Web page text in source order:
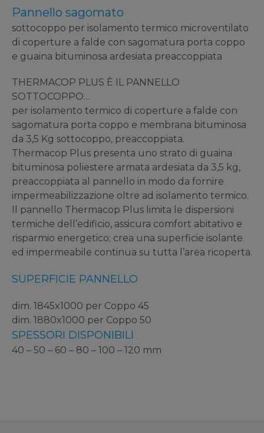
Pannello sagomato
sottocoppo per isolamento termico microventilato
di coperture a falde con sagomatura porta coppo
e guaina bituminosa ardesiata preaccoppiata
THERMACOP PLUS È IL PANNELLO
SOTTOCOPPO…
per isolamento termico di coperture a falde con
sagomatura porta coppo e membrana bituminosa
da 3,5 Kg sottocoppo, preaccoppiata.
Thermacop Plus presenta uno strato di guaina
bituminosa poliestere armata ardesiata da 3,5 kg,
preaccoppiata al pannello in modo da fornire
impermeabilizzazione oltre ad isolamento termico.
Il pannello Thermacop Plus limita le dispersioni
termiche dell’edificio, assicura comfort abitativo e
risparmio energetico; crea una superficie isolante
ed impermeabile continua su tutta l’area ricoperta.
SUPERFICIE PANNELLO
dim. 1845x1000 per Coppo 45
dim. 1880x1000 per Coppo 50
SPESSORI DISPONIBILI
40 – 50 – 60 – 80 – 100 – 120 mm